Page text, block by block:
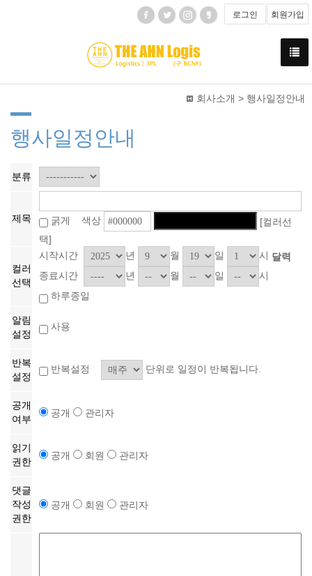
로그인 회원가입
회사소개 > 행사일정안내
행사일정안내
분류
제목 굵게 색상
[컬러선
택]
컬러
선택
시작시간 년 월 일 시 달력
종료시간 년 월 일
시
하루종일
알림
설정
사용
반복
설정
반복설정 단위로 일정이 반복됩니다.
공개
여부
공개 관리자
읽기
권한
공개 회원 관리자
댓글
작성
권한
공개 회원 관리자